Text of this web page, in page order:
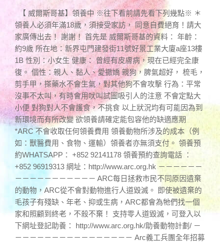
【 威爾斯哥基】領養中 ※往下看前請先看下列幾點※ ＊
領養人必須年滿18歲，須接受家訪， 同意自費絕育！請大
家廣傳出去！ 謝謝！ 首先是 威爾斯哥基的資料： 年齡：
約9歲 所在地：新界屯門建發街11號好景工業大廈a座13樓
1B 性別：小女生 健康： 曾經有皮膚病，現在已經完全康
復。 個性：親人、黏人、愛撒嬌 親狗，脾氣超好， 梳毛，
剪手甲，搽藥水不會生氣，對其他狗不會攻擊 行為：平常
沒事不太叫，有時會用吠叫試圖吸引人的注意 不會定點大
小便 對狗對人不會護食，不挑食 以上狀況均有可能因為到
新環境而有所改變 欲領養請確定能包容他的缺適應期
*ARC 不會收取任何領養費用 領養動物所涉及的成本（例
如：獸醫費用、食物、運輸）領養者亦無須支付。 領養預
約WHATSAPP： +852 92141178 領養預約查詢電話 ：
+852 96919313 網址：http://www.arc.org.hk －－－－－－
－－－－－－－－－－－ ARC每日拯救市民不同原因遺棄
的動物，ARC從不會對動物進行人道毀滅。 即使被遺棄的
毛孩子有殘缺、年老、抑或生病，ARC都會為牠們找一個
家和照顧到終老，不殺不棄！ 支持零人道毀滅，可登入以
下網址登記助養： http://www.arc.org.hk/助養動物計劃/ －
－－－－－－－－－－－－－－－－ Arc義工兵團全年招募